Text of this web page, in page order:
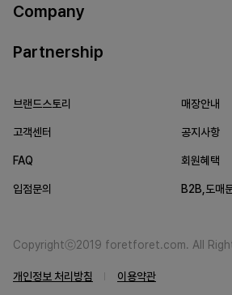
Company
Partnership
브랜드스토리 매장안내
고객센터 공지사항
FAQ 회원혜택
입점문의 B2B,도매
Copyrightⓒ2019 foretforet.com. All
개인정보 처리방침 이용약관